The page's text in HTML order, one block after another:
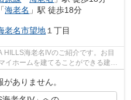
「海老名 」駅 徒歩18分
老名市望地 １丁目
海老名IVのご紹介です。お目
イホームを建てることができる建築
ありません。